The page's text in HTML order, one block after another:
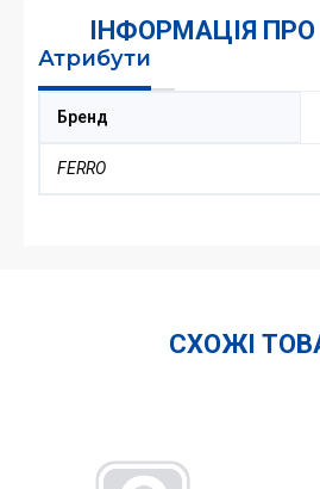
ІНФОРМАЦІЯ
Атрибути
Бренд
FERRO
СХОЖІ